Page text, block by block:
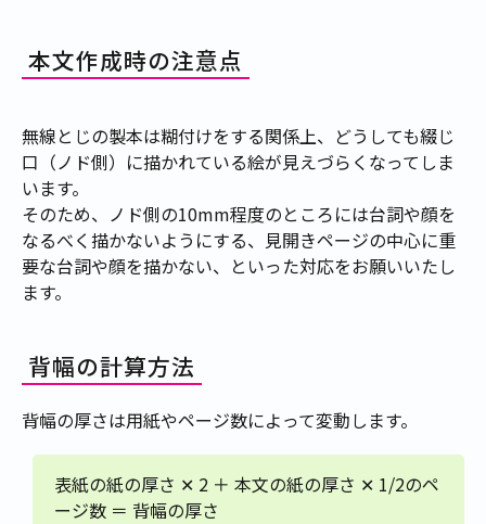
本文作成時の注意点
無線とじの製本は糊付けをする関係上、どうしても綴じ
口（ノド側）に描かれている絵が見えづらくなってしま
います。
そのため、ノド側の10mm程度のところには台詞や顔を
なるべく描かないようにする、見開きページの中心に重
要な台詞や顔を描かない、といった対応をお願いいたし
ます。
背幅の計算方法
背幅の厚さは用紙やページ数によって変動します。
表紙の紙の厚さ ✕ 2 ＋ 本文の紙の厚さ ✕ 1/2のペ
ージ数 ＝ 背幅の厚さ